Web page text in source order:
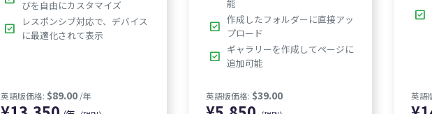
びを自由にカスタマイズ
check_box
レスポンシブ対応で、デバイス
に最適化されて表示
能
check_box 作成したフォルダーに直接アッ
プロード
check_box ギャラリーを作成してページに
追加可能
check_box